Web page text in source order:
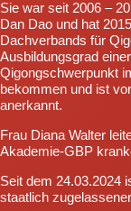
Sie war seit 2006 –
Dan Dao und hat
Dachverbands für
Ausbildungsgrad
Qigongschwerpunkt
bekommen und ist
anerkannt.
Frau Diana Walter
Akademie-GBP
Seit dem 24.03.2024
staatlich